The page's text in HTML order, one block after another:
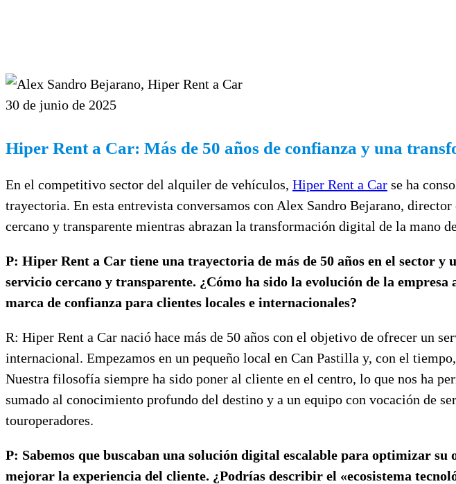
30 de junio de 2025
Hiper Rent a Car: Más de 50 años de confianza y una
En el competitivo sector del alquiler de vehículos, Hiper Rent a Car se ha
trayectoria. En esta entrevista conversamos con Alex Sandro Bejarano,
cercano y transparente mientras abrazan la transformación digital de la mano
P: Hiper Rent a Car tiene una trayectoria de más de 50 años en el sector
servicio cercano y transparente. ¿Cómo ha sido la evolución de la empresa
marca de confianza para clientes locales e internacionales?
R: Hiper Rent a Car nació hace más de 50 años con el objetivo de ofrecer un
internacional. Empezamos en un pequeño local en Can Pastilla y, con el
Nuestra filosofía siempre ha sido poner al cliente en el centro, lo que nos ha
sumado al conocimiento profundo del destino y a un equipo con vocación de
touroperadores.
P: Sabemos que buscaban una solución digital escalable para optimizar
mejorar la experiencia del cliente. ¿Podrías describir el «ecosistema